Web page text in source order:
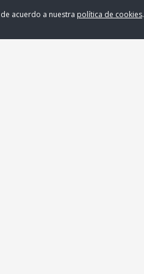
acuerdo a nuestra política de cookies.